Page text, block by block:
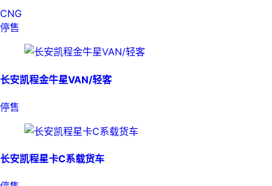
CNG
停售
长安凯程金牛星VAN/轻客
停售
长安凯程星卡C系载货车